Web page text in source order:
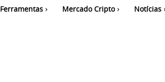
Ferramentas Mercado Cripto Notícias